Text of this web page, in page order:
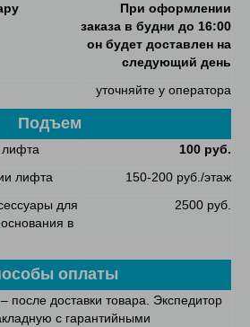
При оформлении
заказа в будни до 16:00
он будет доставлен на
следующий день
уточняйте у оператора
Подъем
100 руб.
лифта
150-200 руб./этаж
для
в
2500 руб.
оплаты
– после доставки товара. Экспедитор
с гарантийными